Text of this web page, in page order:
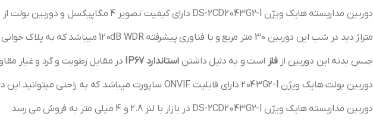
دوربین مداربسته هایک ویژن DS-2CD2043G2-I دارای کیفیت تصویر 4 مگاپیکسل و دوربین بولت از برند
متراژ دید در شب این دوربین 30 متر مربع و با فناوری پیشرفته 120dB WDR میباشد که به پلاک خوانی در شب کمک میکند
جنس بدنه این دوربین ازفلز است و به دلیل داشتن استاندارد IP67
در مقابل رطوبت و گرد و غبار
دوربین بولت هایک ویژن 2043G2-I دارای قابلیت ONVIF ساپورت میباشد که به راحتی میتوانید این دوربین را به دستگاه های NVR برند های غیر از هایک ویژن نیز متصل کنید
دوربین مداربسته هایک ویژن DS-2CD2043G2-I در بازار با لنز 2.8 و 4 میلی متر به فروش می رسد